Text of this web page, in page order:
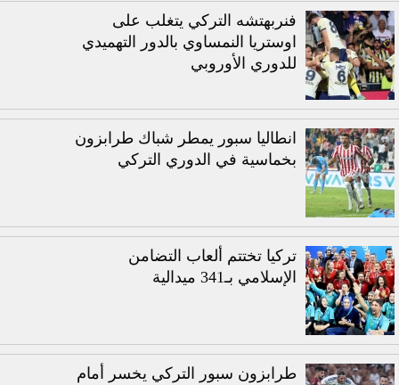
فنربهتشه التركي يتغلب على
اوستريا النمساوي بالدور التهميدي
للدوري الأوروبي
انطاليا سبور يمطر شباك طرابزون
بخماسية في الدوري التركي
تركيا تختتم ألعاب التضامن
الإسلامي بـ341 ميدالية
طرابزون سبور التركي يخسر أمام